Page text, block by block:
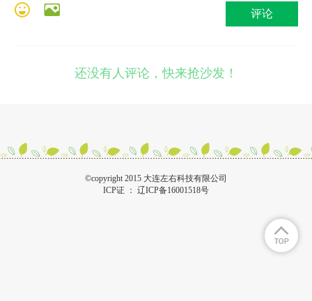
评论
还没有人评论，快来抢沙发！
©copyright 2015 大连左右科技有限公司
ICP证 ： 辽ICP备16001518号